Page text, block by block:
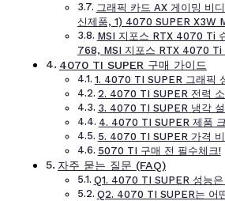
그래픽 카드 AX 게이밍 비
신제품, 1) 4070 SUPER X3W
MSI 지포스 RTX 4070 Ti
768, MSI 지포스 RTX 4070 Ti
4070 TI SUPER 구매 가이드
1. 4070 TI SUPER 그래픽
2. 4070 TI SUPER 전력
3. 4070 TI SUPER 냉각
4. 4070 TI SUPER 제품
5. 4070 TI SUPER 가격
5070 TI 구매 전 필수체크!
자주 묻는 질문 (FAQ)
Q1. 4070 TI SUPER 성능
Q2. 4070 TI SUPER는 어